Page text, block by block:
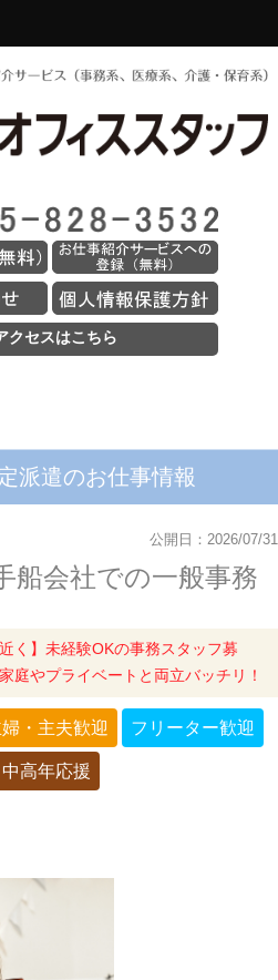
クセスはこちら
派遣のお仕事情報
公開日：2026/07/31
船会社での一般事務
く】未経験OKの事務スタッフ募
庭やプライベートと両立バッチリ！
・主夫歓迎 フリーター歓迎
中高年応援